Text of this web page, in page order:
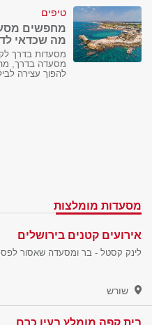
טיפים
מחפשים
מה שכדאי
מסעדות בדרך
מסעדה בדרך, מה
להפוך עצירה
מסעדות מומלצות
אירועים קטנים בירושלים
לינק קסטל - בר ומסעדה שאסור
שורש